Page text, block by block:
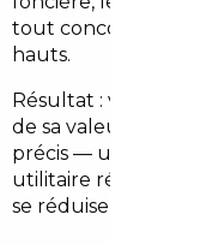
tout concourt à
hauts.
Résultat : vous
de sa valeur réelle.
précis — une
utilitaire récent —
se réduisent.